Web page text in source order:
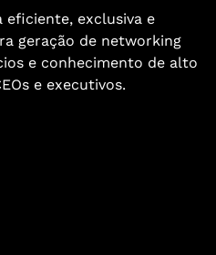
eficiente, exclusiva e
geração de networking
e conhecimento de alto
e executivos.